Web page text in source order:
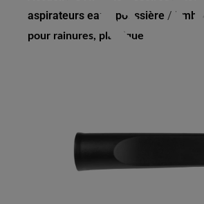
aspirateurs eau / poussière /
pour rainures, plastique